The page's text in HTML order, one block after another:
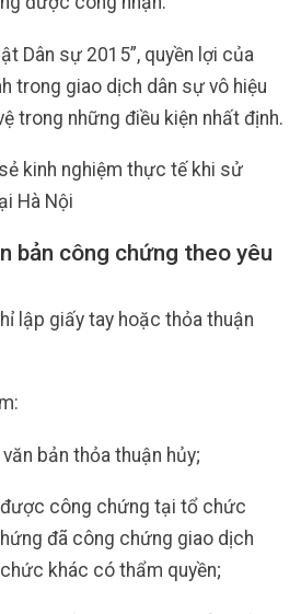
Dân sự 2015”, quyền lợi của
trong giao dịch dân sự vô hiệu
trong những điều kiện nhất định.
kinh nghiệm thực tế khi sử
Hà Nội
bản công chứng theo yêu
lập giấy tay hoặc thỏa thuận
bản thỏa thuận hủy;
được công chứng tại tổ chức
đã công chứng giao dịch
khác có thẩm quyền;